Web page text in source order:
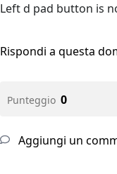
Left d pad button is
Rispondi a questa
Punteggio 0
Aggiungi un